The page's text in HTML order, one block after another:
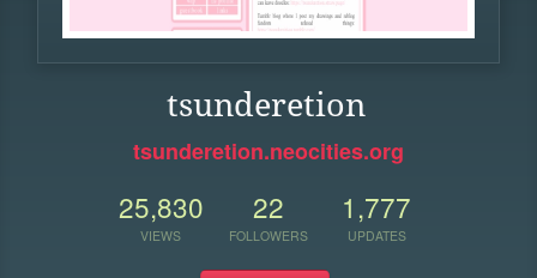
tsunderetion
tsunderetion.neocities.org
25,830
VIEWS
22
FOLLOWERS
1,777
UPDATES